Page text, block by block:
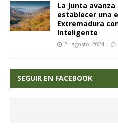
La Junta
establecer una
Extremadura
Inteligente
21 agosto, 2024
SEGUIR EN FACEBOOK